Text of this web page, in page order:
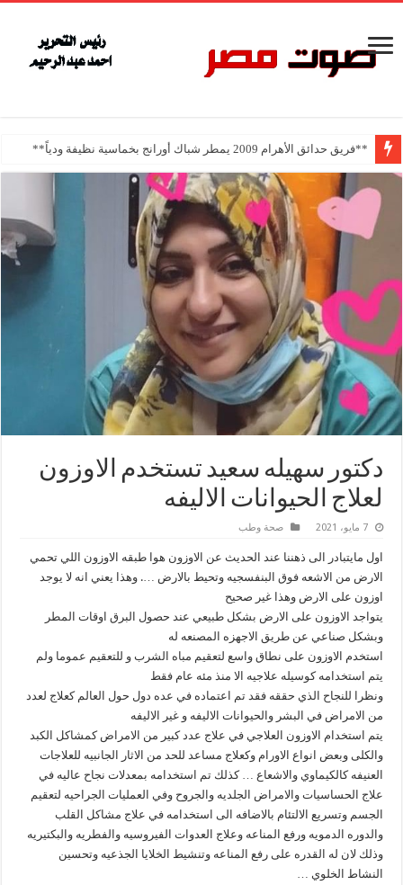
**فريق حدائق الأهرام 2009 يمطر شباك أورانج بخماسية نظيفة ودياً**
دكتور سهيله سعيد تستخدم الاوزون
لعلاج الحيوانات الاليفه
7 مايو، 2021 صحة وطب
اول مايتبادر الى ذهننا عند الحديث عن الاوزون هوا طبقه الاوزون اللي تحمي
الارض من الاشعه فوق البنفسجيه وتحيط بالارض …. وهذا يعني انه لا يوجد
اوزون على الارض وهذا غير صحيح
يتواجد الاوزون على الارض بشكل طبيعي عند حصول البرق اوقات المطر
وبشكل صناعي عن طريق الاجهزه المصنعه له
استخدم الاوزون على نطاق واسع لتعقيم مباه الشرب و للتعقيم عموما ولم
يتم استخدامه كوسيله علاجيه الا منذ مئه عام فقط
ونظرا للنجاح الذي حققه فقد تم اعتماده في عده دول حول العالم كعلاج لعدد
من الامراض في البشر والحيوانات الاليفه و غير الاليفه
يتم استخدام الاوزون العلاجي في علاج عدد كبير من الامراض كمشاكل الكبد
والكلى وبعض انواع الاورام وكعلاج مساعد للحد من الاثار الجانبيه للعلاجات
العنيفه كالكيماوي والاشعاع … كذلك تم استخدامه بمعدلات نجاح عاليه في
علاج الحساسيات والامراض الجلديه والجروح وفي العمليات الجراحيه لتعقيم
الجسم وتسريع الالتئام بالاضافه الى استخدامه في علاج مشاكل القلب
والدوره الدمويه ورفع المناعه وعلاج العدوات الفيروسيه والفطريه والبكتيريه
وذلك لان له القدره على رفع المناعه وتنشيط الخلايا الجذعيه وتحسين
النشاط الخلوي …